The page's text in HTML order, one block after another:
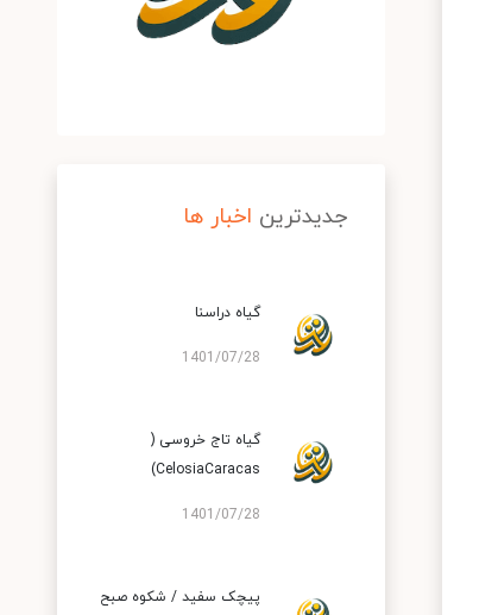
جدیدترین اخبار ها
گیاه دراسنا
1401/07/28
گیاه تاج خروسی (
CelosiaCaracas)
1401/07/28
پیچک سفید / شکوه صبح